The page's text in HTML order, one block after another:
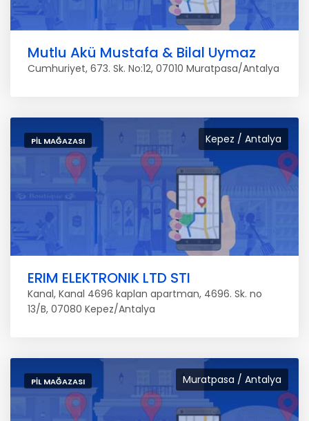
Mutlu Akü Mustafa & Bilal Uymaz
Cumhuriyet, 673. Sk. No:12, 07010 Muratpasa/Antalya
Kepez / Antalya
PIL MAĞAZASI
ERIM ELEKTRONIK LTD STI
Kanal, Kanal 4696 kaplan apartman, 4696. Sk. no
13/B, 07080 Kepez/Antalya
Muratpasa / Antalya
PIL MAĞAZASI